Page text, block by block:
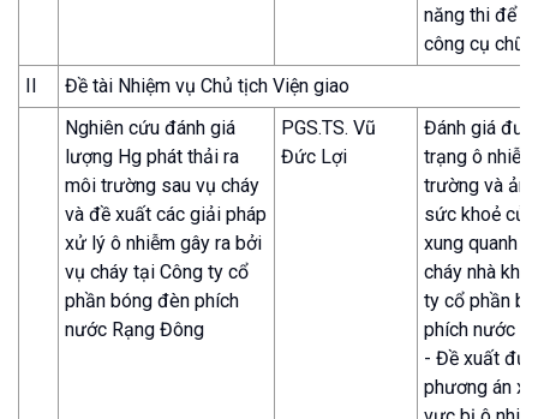
năng thi để
công cụ chữa
II
Đề tài Nhiệm vụ Chủ tịch Viện giao
Nghiên cứu đánh giá
lượng Hg phát thải ra
môi trường sau vụ cháy
và đề xuất các giải pháp
xử lý ô nhiễm gây ra bởi
vụ cháy tại Công ty cổ
phần bóng đèn phích
nước Rạng Đông
PGS.TS. Vũ
Đức Lợi
Đánh giá
trạng ô
trường và
sức khoẻ của
xung quanh
cháy nhà kho
ty cổ phần
phích nước
- Đề xuất
phương án